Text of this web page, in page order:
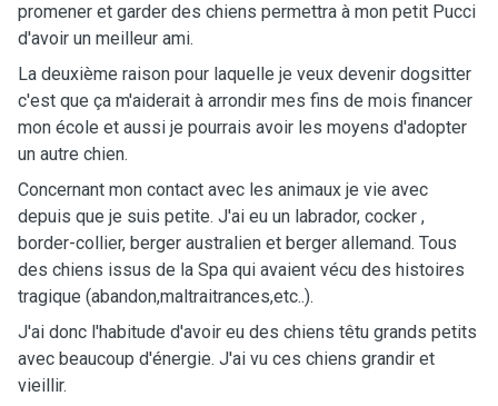
promener et garder des chiens permettra à mon petit Pucci
d'avoir un meilleur ami.
La deuxième raison pour laquelle je veux devenir dogsitter
c'est que ça m'aiderait à arrondir mes fins de mois financer
mon école et aussi je pourrais avoir les moyens d'adopter
un autre chien.
Concernant mon contact avec les animaux je vie avec
depuis que je suis petite. J'ai eu un labrador, cocker ,
border-collier, berger australien et berger allemand. Tous
des chiens issus de la Spa qui avaient vécu des histoires
tragique (abandon,maltraitrances,etc..).
J'ai donc l'habitude d'avoir eu des chiens têtu grands petits
avec beaucoup d'énergie. J'ai vu ces chiens grandir et
vieillir.